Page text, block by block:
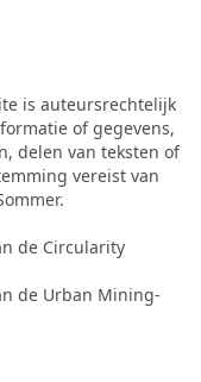
is auteursrechtelijk
of gegevens,
delen van teksten of
vereist van
de Circularity
de Urban Mining-